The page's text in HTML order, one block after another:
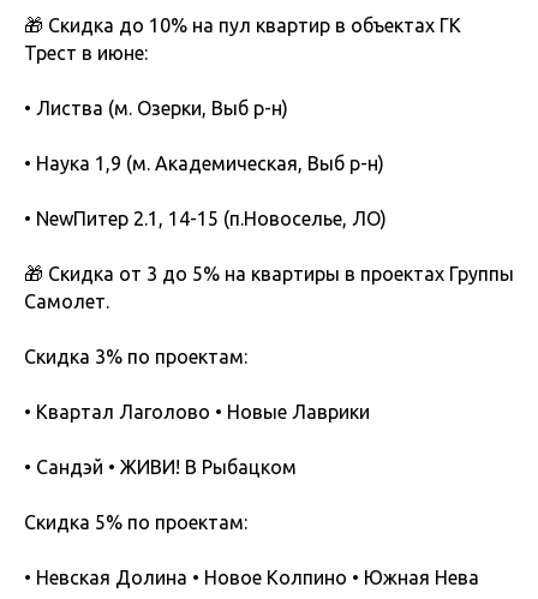
🎁 Скидка до 10% на пул квартир в объектах ГК
Трест в июне:
• Листва (м. Озерки, Выб р-н)
• Наука 1,9 (м. Академическая, Выб р-н)
• NewПитер 2.1, 14-15 (п.Новоселье, ЛО)
🎁 Скидка от 3 до 5% на квартиры в проектах Группы
Самолет.
Скидка 3% по проектам:
• Квартал Лаголово • Новые Лаврики
• Сандэй • ЖИВИ! В Рыбацком
Скидка 5% по проектам:
• Невская Долина • Новое Колпино • Южная Нева